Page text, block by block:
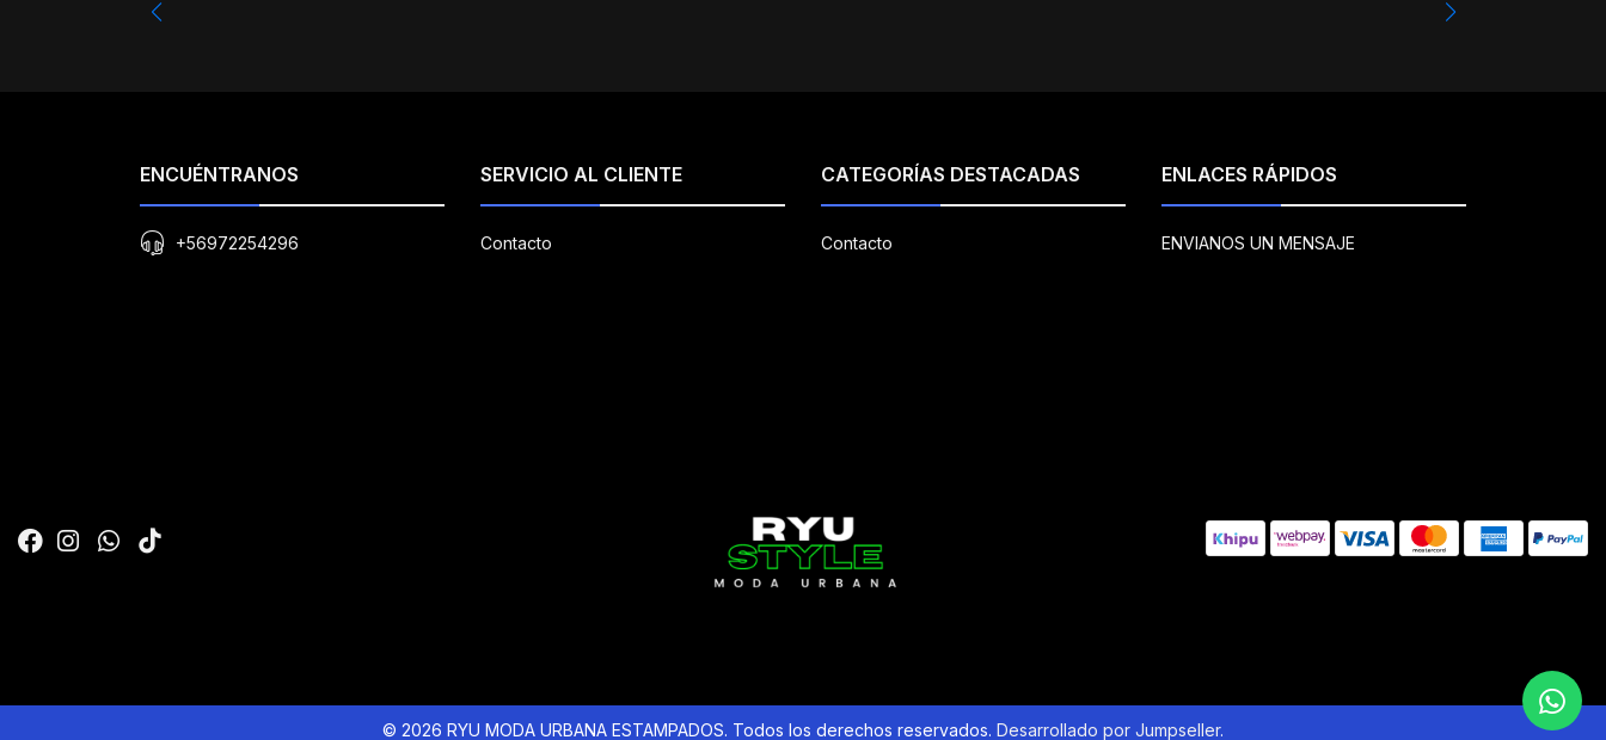
ENCUÉNTRANOS
+56972254296
SERVICIO AL CLIENTE
Contacto
CATEGORÍAS DESTACADAS
Contacto
ENLACES RÁPIDOS
ENVIANOS UN MENSAJE
© 2026 RYU MODA URBANA ESTAMPADOS. Todos los derechos reservados. Desarrollado por Jumpseller.